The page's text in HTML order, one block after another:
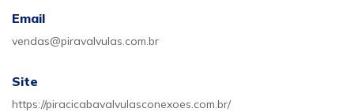
Email
vendas@piravalvulas.com.br
Site
https://piracicabavalvulasconexoes.com.br/